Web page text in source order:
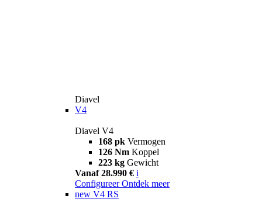
Diavel
V4
Diavel V4
168 pk Vermogen
126 Nm Koppel
223 kg Gewicht
Vanaf 28.990 € i
Configureer Ontdek meer
new V4 RS